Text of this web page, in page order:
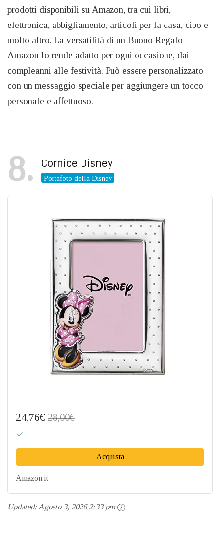
prodotti disponibili su Amazon, tra cui libri,
elettronica, abbigliamento, articoli per la casa, cibo e
molto altro. La versatilità di un Buono Regalo
Amazon lo rende adatto per ogni occasione, dai
compleanni alle festività. Può essere personalizzato
con un messaggio speciale per aggiungere un tocco
personale e affettuoso.
8 Cornice Disney
Portafoto della Disney
24,76€ 28,00€
Acquista
Amazon.it
Updated: Agosto 3, 2026 2:33 pm